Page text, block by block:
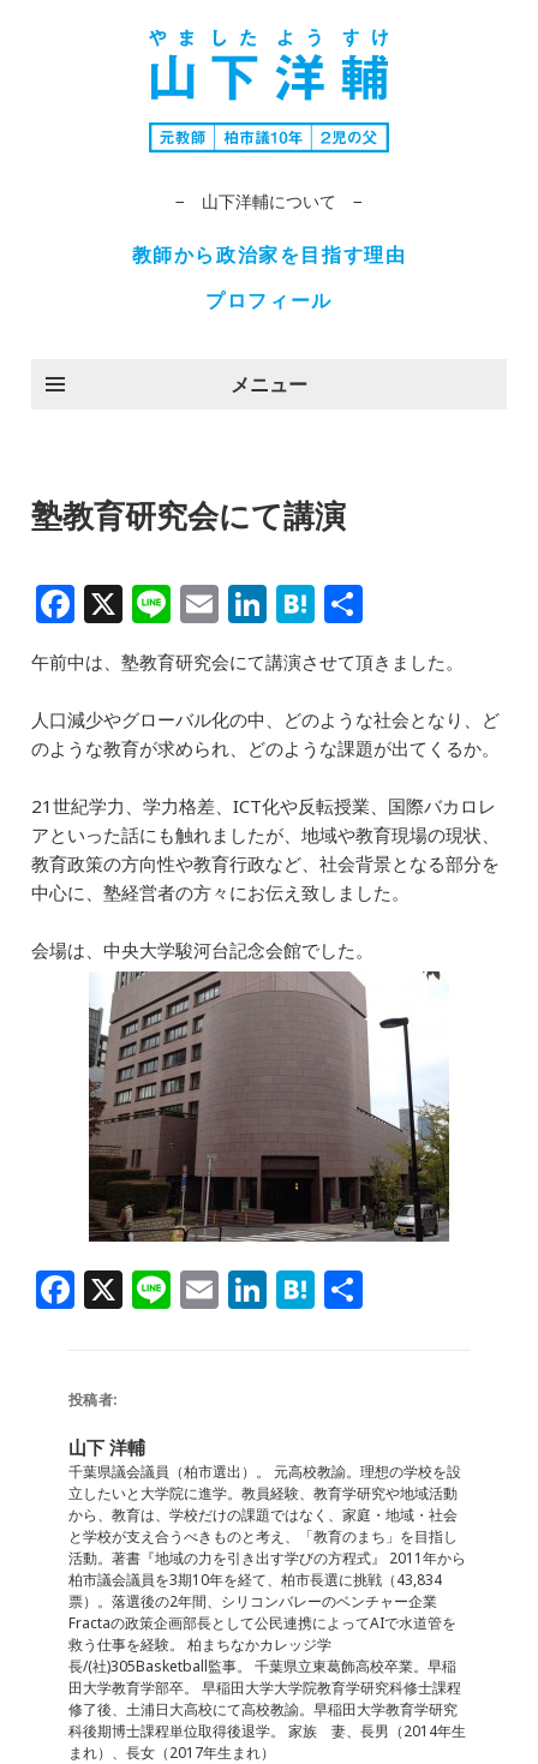
− 山下洋輔について −
教師から政治家を目指す理由
プロフィール
メニュー
塾教育研究会にて講演
F
a
c
e
b
o
o
k
X Li
n
e
E
m
ai
l
Li
n
k
e
dI
n
H
at
e
n
a
有
午前中は、塾教育研究会にて講演させて頂きました。
人口減少やグローバル化の中、どのような社会となり、ど
のような教育が求められ、どのような課題が出てくるか。
21世紀学力、学力格差、ICT化や反転授業、国際バカロレ
アといった話にも触れましたが、地域や教育現場の現状、
教育政策の方向性や教育行政など、社会背景となる部分を
中心に、塾経営者の方々にお伝え致しました。
会場は、中央大学駿河台記念会館でした。
F
e
b
o
o
k
X Li E Li
n
H
投稿者:
山下 洋輔
千葉県議会議員（柏市選出）。 元高校教諭。理想の学校を設
立したいと大学院に進学。教員経験、教育学研究や地域活動
から、教育は、学校だけの課題ではなく、家庭・地域・社会
と学校が支え合うべきものと考え、「教育のまち」を目指し
活動。著書『地域の力を引き出す学びの方程式』 2011年から
柏市議会議員を3期10年を経て、柏市長選に挑戦（43,834
票）。落選後の2年間、シリコンバレーのベンチャー企業
Fractaの政策企画部長として公民連携によってAIで水道管を
救う仕事を経験。 柏まちなかカレッジ学
長/(社)305Basketball監事。 千葉県立東葛飾高校卒業。早稲
田大学教育学部卒。 早稲田大学大学院教育学研究科修士課程
修了後、土浦日大高校にて高校教諭。早稲田大学教育学研究
科後期博士課程単位取得後退学。 家族 妻、長男（2014年生
まれ）、長女（2017年生まれ）